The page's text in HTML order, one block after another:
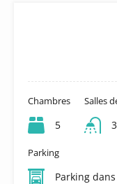
Chambres
5
Salles
Parking
Parking